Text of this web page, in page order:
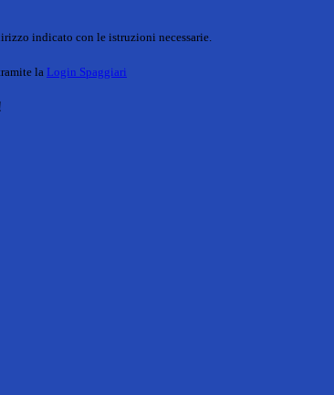
indicato con le istruzioni necessarie.
la Login Spaggiari